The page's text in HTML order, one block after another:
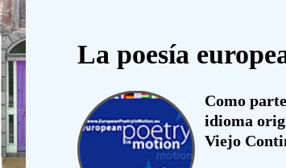
La poesía
Como
idioma
Viejo